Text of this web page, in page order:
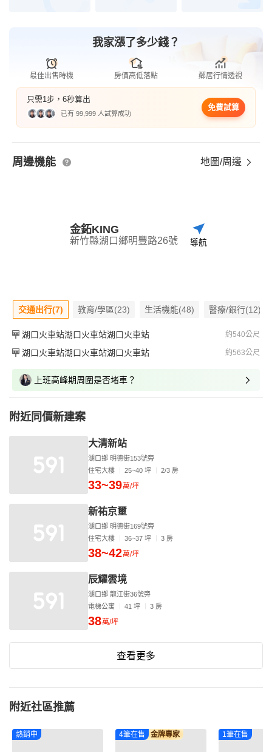
我家漲了多少錢？
最佳出售時機 房價高低落點 鄰居行情透視
只需1步，6秒算出
已有 99,999 人試算成功
免費試算
周邊機能 地圖/周邊
金鉐KING
新竹縣湖口鄉明豐路26號 導航
交通出行(7) 教育/學區(23) 生活機能(48) 醫療/銀行(12)
湖口火車站湖口火車站湖口火車站 約540公尺
湖口火車站湖口火車站湖口火車站 約563公尺
上班高峰期周圍是否堵車？
附近同價新建案
大清新站
湖口鄉 明德街153號旁
住宅大樓
25~40 坪 2/3 房
33~39萬/坪
新祐京壐
湖口鄉 明德街169號旁
住宅大樓
36~37 坪 3 房
38~42萬/坪
辰耀雲境
湖口鄉 龍江街36號旁
電梯公寓
41 坪 3 房
38萬/坪
查看更多
附近社區推薦
熱銷中 4筆在售 金牌專家 1筆在售